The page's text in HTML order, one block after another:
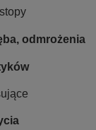
odmrożenia